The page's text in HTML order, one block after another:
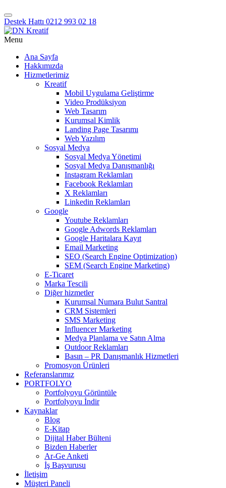
Destek Hattı 0212 993 02 18
Menu
Ana Sayfa
Hakkımızda
Hizmetlerimiz
Kreatif
Mobil Uygulama Geliştirme
Video Prodüksiyon
Web Tasarım
Kurumsal Kimlik
Landing Page Tasarımı
Web Yazılım
Sosyal Medya
Sosyal Medya Yönetimi
Sosyal Medya Danışmanlığı
Instagram Reklamları
Facebook Reklamları
X Reklamları
Linkedin Reklamları
Google
Youtube Reklamları
Google Adwords Reklamları
Google Haritalara Kayıt
Email Marketing
SEO (Search Engine Optimization)
SEM (Search Engine Marketing)
E-Ticaret
Marka Tescili
Diğer hizmetler
Kurumsal Numara Bulut Santral
CRM Sistemleri
SMS Marketing
Influencer Marketing
Medya Planlama ve Satın Alma
Outdoor Reklamları
Basın – PR Danışmanlık Hizmetleri
Promosyon Ürünleri
Referanslarımız
PORTFOLYO
Portfolyoyu Görüntüle
Portfolyoyu İndir
Kaynaklar
Blog
E-Kitap
Dijital Haber Bülteni
Bizden Haberler
Ar-Ge Anketi
İş Başvurusu
İletişim
Müşteri Paneli